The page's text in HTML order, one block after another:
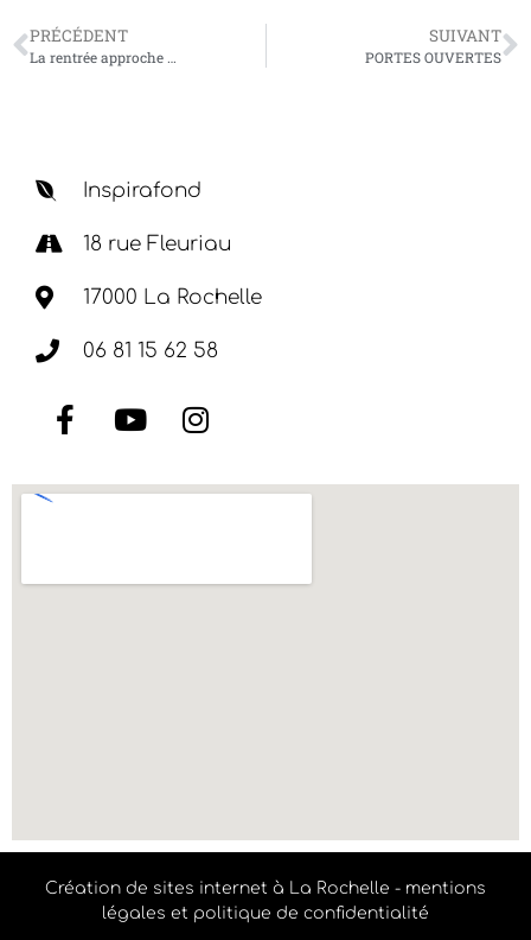
PRÉCÉDENT
La rentrée approche …
SUIVANT
PORTES OUVERTES
Inspirafond
18 rue Fleuriau
17000 La Rochelle
06 81 15 62 58
Création de sites internet à La Rochelle - mentions
légales et politique de confidentialité